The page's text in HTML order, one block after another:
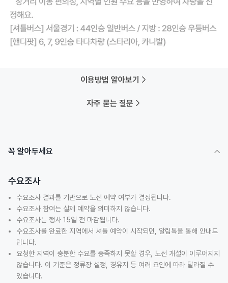
이용방법 알아보기
자주 묻는 질문
꼭 알아두세요
수요조사
수요조사 결과를 기반으로 노선 예약 여부가 결정됩니다.
수요조사 참여는 실제 예약을 의미하지 않습니다.
수요조사는 행사 15일 전 마감됩니다.
수요조사를 완료한 지역에서 셔틀 예약이 시작되면, 알림톡을 통해 안내드
립니다.
요청한 지역이 충분한 수요를 충족하지 못할 경우, 노선 개설이 이루어지지
않습니다. 이 기준은 정류장 설정, 경유지 등 여러 요인에 따라 달라질 수
있습니다.